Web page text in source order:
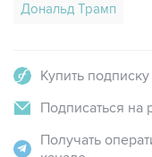
Дональд Трамп
Купить
Подписаться на
Получать